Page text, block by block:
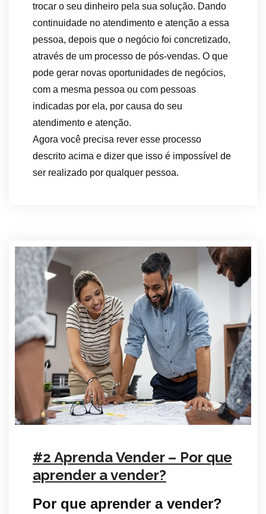
trocar o seu dinheiro pela sua solução. Dando
continuidade no atendimento e atenção a essa
pessoa, depois que o negócio foi concretizado,
através de um processo de pós-vendas. O que
pode gerar novas oportunidades de negócios,
com a mesma pessoa ou com pessoas
indicadas por ela, por causa do seu
atendimento e atenção.
Agora você precisa rever esse processo
descrito acima e dizer que isso é impossível de
ser realizado por qualquer pessoa.
#2 Aprenda Vender – Por que
aprender a vender?
Por que aprender a vender?